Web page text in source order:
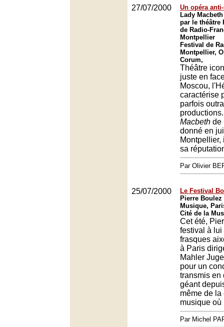
27/07/2000
Un opéra
Lady
par le théâtre
de Radio-
Montpellier
Festival de
Montpellier,
Corum,
Théâtre
juste en
Moscou,
caractérise
parfois
Macbeth de
donné en
sa
Par Olivier
25/07/2000
Le Festival
Pierre
Musique,
Cité de la
Cet été,
festival à lui
frasques
à Paris
Mahler
pour un
transmis en
géant
même de la
musique où
Par Michel